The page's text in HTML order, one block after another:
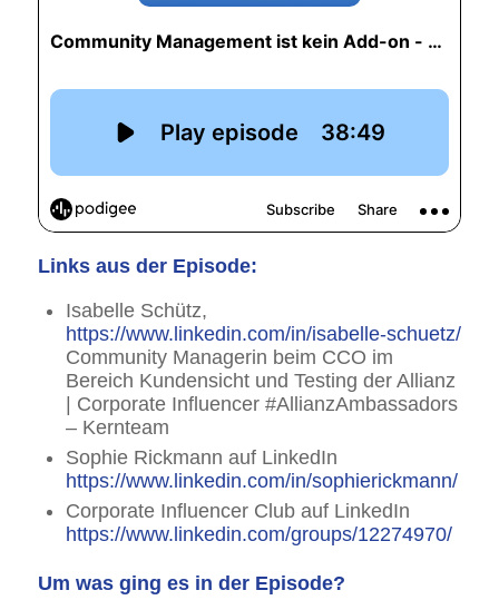
Links aus der Episode:
Isabelle Schütz,
https://www.linkedin.com/in/isabelle-schuetz/
Community Managerin beim CCO im
Bereich Kundensicht und Testing der Allianz
| Corporate Influencer #AllianzAmbassadors
– Kernteam
Sophie Rickmann auf LinkedIn
https://www.linkedin.com/in/sophierickmann/
Corporate Influencer Club auf LinkedIn
https://www.linkedin.com/groups/12274970/
Um was ging es in der Episode?